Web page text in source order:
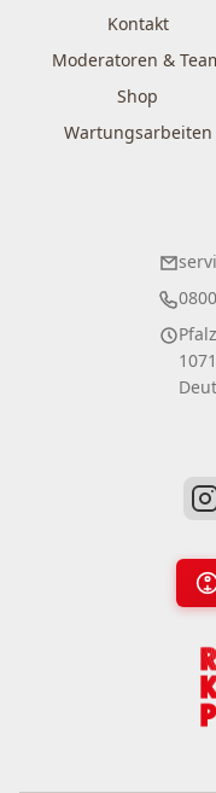
Kontakt
Moderatoren &
Shop
Wartungsarbeiten